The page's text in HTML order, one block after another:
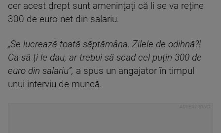
cer acest drept sunt amenințați că li se va reține
300 de euro net din salariu.
„Se lucrează toată săptămâna. Zilele de odihnă?!
Ca să ți le dau, ar trebui să scad cel puțin 300 de
euro din salariu”, a spus un angajator în timpul
unui interviu de muncă.